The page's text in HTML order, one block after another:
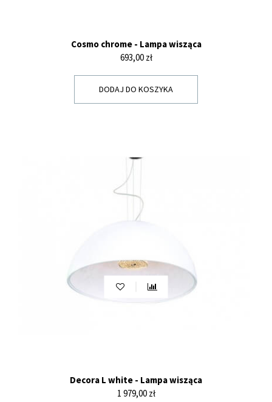
Cosmo chrome - Lampa wisząca
Cena
693,00 zł
DODAJ DO KOSZYKA
Decora L white - Lampa wisząca
Cena
1 979,00 zł